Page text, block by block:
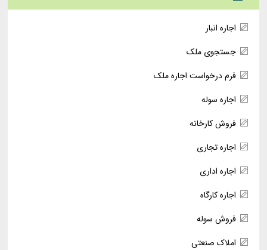
اجاره انبار
جستجوی ملک
فرم درخواست اجاره ملک
اجاره سوله
فروش کارخانه
اجاره تجاری
اجاره اداری
اجاره کارگاه
فروش سوله
املاک صنعتی